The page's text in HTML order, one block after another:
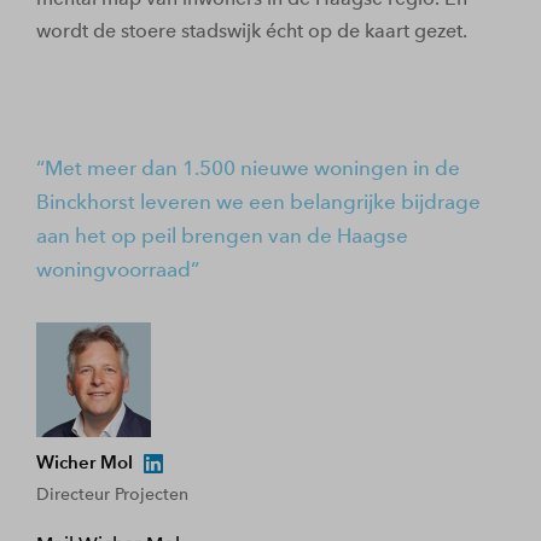
wordt de stoere stadswijk écht op de kaart gezet.
Met meer dan 1.500 nieuwe woningen in de
Binckhorst leveren we een belangrijke bijdrage
aan het op peil brengen van de Haagse
woningvoorraad
Wicher Mol
Directeur Projecten